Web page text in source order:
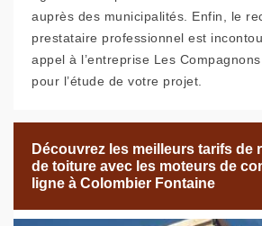
auprès des municipalités. Enfin, le
prestataire professionnel est
appel à l’entreprise Les
pour l’étude de votre projet.
Découvrez les meilleurs tarifs de
de toiture avec les moteurs de
ligne à Colombier Fontaine